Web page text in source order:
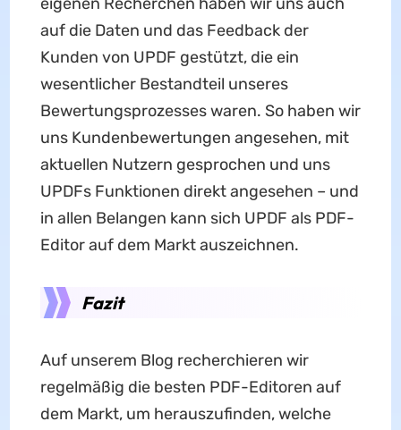
auf die Daten und das Feedback der
Kunden von UPDF gestützt, die ein
wesentlicher Bestandteil unseres
Bewertungsprozesses waren. So haben wir
uns Kundenbewertungen angesehen, mit
aktuellen Nutzern gesprochen und uns
UPDFs Funktionen direkt angesehen – und
in allen Belangen kann sich UPDF als PDF-
Editor auf dem Markt auszeichnen.
Fazit
Auf unserem Blog recherchieren wir
regelmäßig die besten PDF-Editoren auf
dem Markt, um herauszufinden, welche